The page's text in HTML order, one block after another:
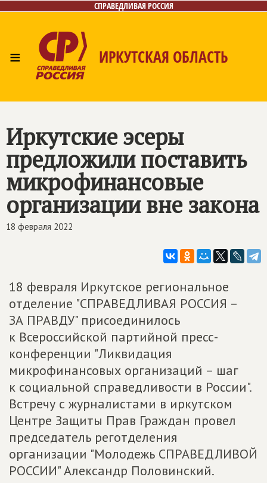
СПРАВЕДЛИВАЯ РОССИЯ
≡ ИРКУТСКАЯ ОБЛАСТЬ
Иркутские эсеры
предложили поставить
микрофинансовые
организации вне закона
18 февраля 2022
18 февраля Иркутское региональное
отделение "СПРАВЕДЛИВАЯ РОССИЯ –
ЗА ПРАВДУ" присоединилось
к Всероссийской партийной пресс-
конференции "Ликвидация
микрофинансовых организаций – шаг
к социальной справедливости в России".
Встречу с журналистами в иркутском
Центре Защиты Прав Граждан провел
председатель реготделения
организации "Молодежь СПРАВЕДЛИВОЙ
РОССИИ" Александр Половинский.